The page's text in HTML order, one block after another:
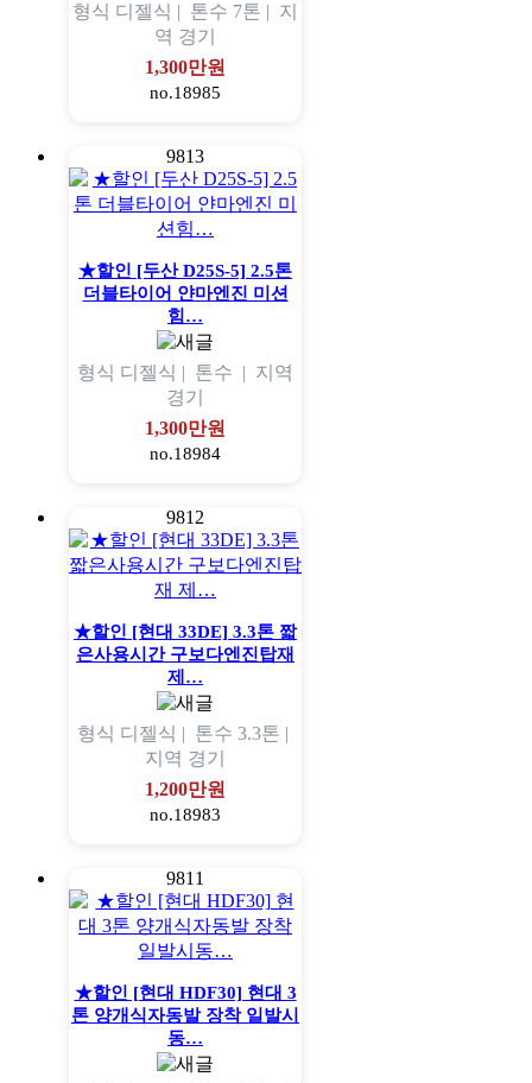
형식 디젤식 | 톤수 7톤 | 지
역 경기
1,300만원
no.18985
9813
★할인 [두산 D25S-5] 2.5톤
더블타이어 얀마엔진 미션
힘…
형식 디젤식 | 톤수 | 지역
경기
1,300만원
no.18984
9812
★할인 [현대 33DE] 3.3톤 짧
은사용시간 구보다엔진탑재
제…
형식 디젤식 | 톤수 3.3톤 |
지역 경기
1,200만원
no.18983
9811
★할인 [현대 HDF30] 현대 3
톤 양개식자동발 장착 일발시
동…